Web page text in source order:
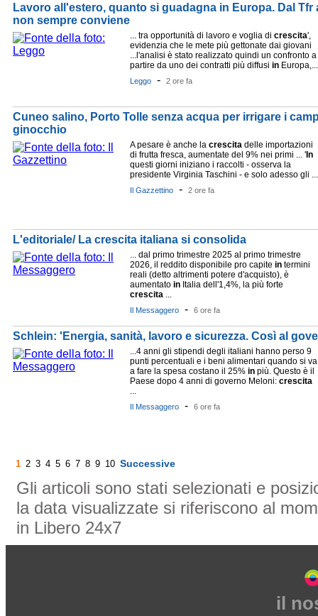
Lavoro all'estero, quanto si guadagna in Europa. Dal Tfr
non sempre conviene
... tra opportunità di lavoro e voglia di crescita',
evidenzia che le mete più gettonate dai giovani
...l'analisi è stato realizzato quindi un confronto a
partire da uno dei contratti più diffusi in Europa,...
Leggo - 2 ore fa
Cuneo salino, Porto Tolle senza acqua per irrigare i
ginocchio
A pesare è anche la crescita delle importazioni
di frutta fresca, aumentate del 9% nei primi ... ' In
questi giorni iniziano i raccolti - osserva la
presidente Virginia Taschini - e solo adesso gli ...
Il Gazzettino - 2 ore fa
L'editoriale/ La crescita italiana si consolida
... dal primo trimestre 2025 al primo trimestre
2026, il reddito disponibile pro capite in termini
reali (detto altrimenti potere d'acquisto), è
aumentato in Italia dell'1,4%, la più forte
crescita ...
Il Messaggero - 6 ore fa
Schlein: 'Energia, sanità, lavoro e sicurezza. Così al
...4 anni gli stipendi degli italiani hanno perso 9
punti percentuali e i beni alimentari quando si va
a fare la spesa costano il 25% in più. Questo è il
Paese dopo 4 anni di governo Meloni: crescita
...
Il Messaggero - 6 ore fa
1 2 3 4 5 6 7 8 9 10 Successive
Gli articoli sono stati selezionati e
la data visualizzate si riferiscono al
in Libero 24x7
il